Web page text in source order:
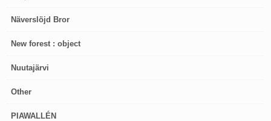
Näverslöjd Bror
New forest : object
Nuutajärvi
Other
PIAWALLÉN